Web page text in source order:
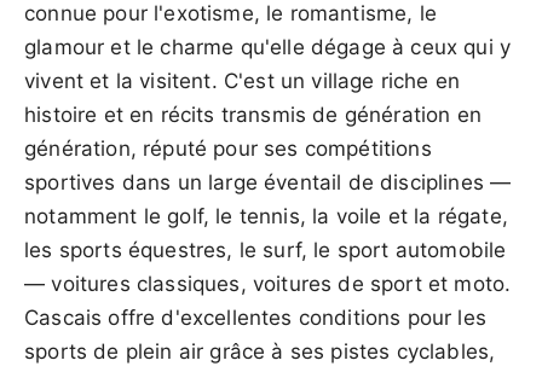
connue pour l'exotisme, le romantisme, le
glamour et le charme qu'elle dégage à ceux qui y
vivent et la visitent. C'est un village riche en
histoire et en récits transmis de génération en
génération, réputé pour ses compétitions
sportives dans un large éventail de disciplines —
notamment le golf, le tennis, la voile et la régate,
les sports équestres, le surf, le sport automobile
— voitures classiques, voitures de sport et moto.
Cascais offre d'excellentes conditions pour les
sports de plein air grâce à ses pistes cyclables,